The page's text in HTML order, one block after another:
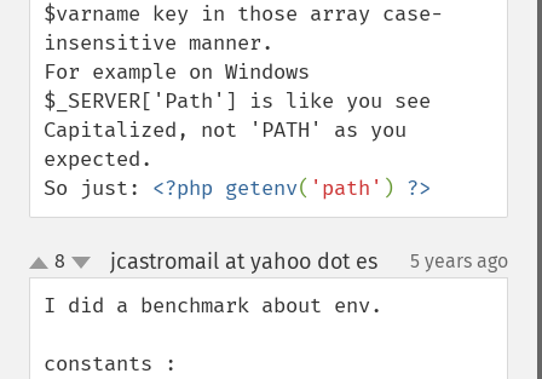
$varname key in those array case-
insensitive manner.
For example on Windows
$_SERVER['Path'] is like you see
Capitalized, not 'PATH' as you
expected.
So just: <?php getenv( 'path' ) ?>
up
down
8 jcastromail at yahoo dot es¶ 5 years ago
I did a benchmark about env.
constants :